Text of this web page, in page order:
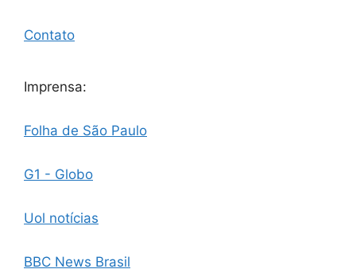
Contato
Imprensa:
Folha de São Paulo
G1 - Globo
Uol notícias
BBC News Brasil